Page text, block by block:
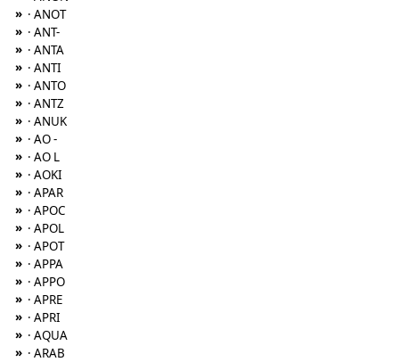
» · ANOT
» · ANT-
» · ANTA
» · ANTI
» · ANTO
» · ANTZ
» · ANUK
» · AO -
» · AO L
» · AOKI
» · APAR
» · APOC
» · APOL
» · APOT
» · APPA
» · APPO
» · APRE
» · APRI
» · AQUA
» · ARAB